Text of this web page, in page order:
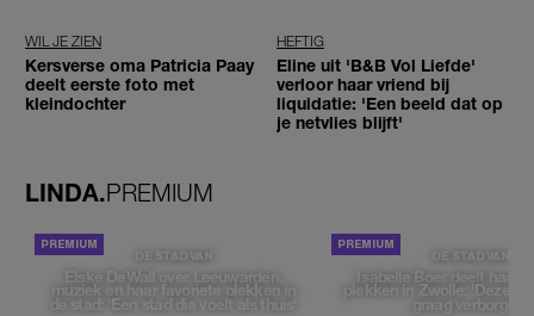
WIL JE ZIEN
Kersverse oma Patricia Paay
deelt eerste foto met
kleindochter
HEFTIG
Eline uit 'B&B Vol Liefde'
verloor haar vriend bij
liquidatie: 'Een beeld dat op
je netvlies blijft'
LINDA.PREMIUM
DE STAD VAN
Elske DeWall over Leeuwarden,
muziek en haar favoriete plekken in
de stad: 'Een stad die voelt als thuis'
DE STAD VAN
Isabelle Boer deelt haar
plekken in Zwolle: 'Deze
graag verborgen'